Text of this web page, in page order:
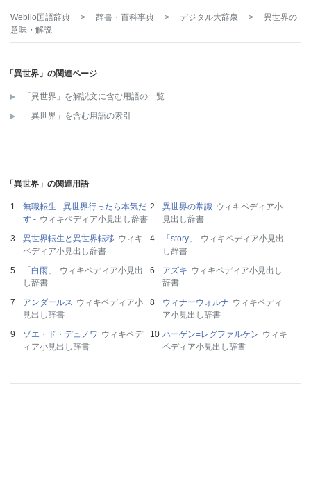
Weblio国語辞典 > 辞書・百科事典 > デジタル大辞泉 > 異世界の
意味・解説
「異世界」の関連ページ
「異世界」を解説文に含む用語の一覧
「異世界」を含む用語の索引
「異世界」の関連用語
無職転生 - 異世界行ったら本気だ
す - ウィキペディア小見出し辞書
異世界の常識 ウィキペディア小
見出し辞書
異世界転生と異世界転移 ウィキ
ペディア小見出し辞書
「story」
ウィキペディア小見出
し辞書
「白雨」
ウィキペディア小見出
し辞書
アズキ ウィキペディア小見出し
辞書
アンダールス ウィキペディア小
見出し辞書
ウィナーウォルナ ウィキペディ
ア小見出し辞書
ゾエ・ド・デュノワ ウィキペデ
ィア小見出し辞書
ハーゲン=レグファルケン ウィキ
ペディア小見出し辞書